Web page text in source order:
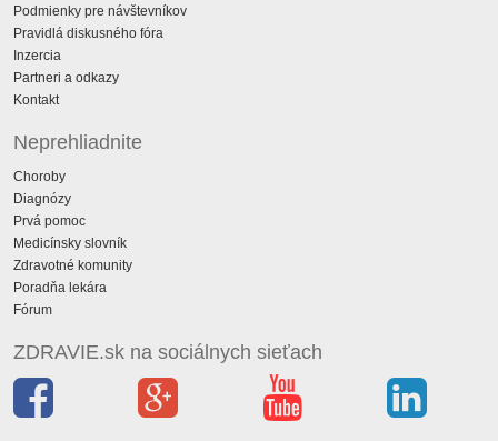
Podmienky pre návštevníkov
Pravidlá diskusného fóra
Inzercia
Partneri a odkazy
Kontakt
Neprehliadnite
Choroby
Diagnózy
Prvá pomoc
Medicínsky slovník
Zdravotné komunity
Poradňa lekára
Fórum
ZDRAVIE.sk na sociálnych sieťach